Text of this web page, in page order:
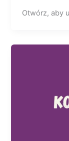
Otwórz, aby